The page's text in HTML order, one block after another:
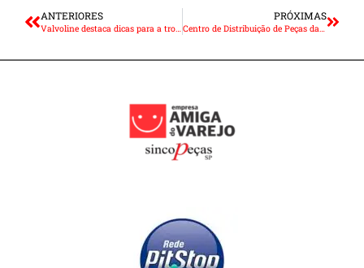
ANTERIORES
Valvoline destaca dicas para a troca do óleo do veículo
PRÓXIMAS
Centro de Distribuição de Peças da CNH Industrial completa 10 anos